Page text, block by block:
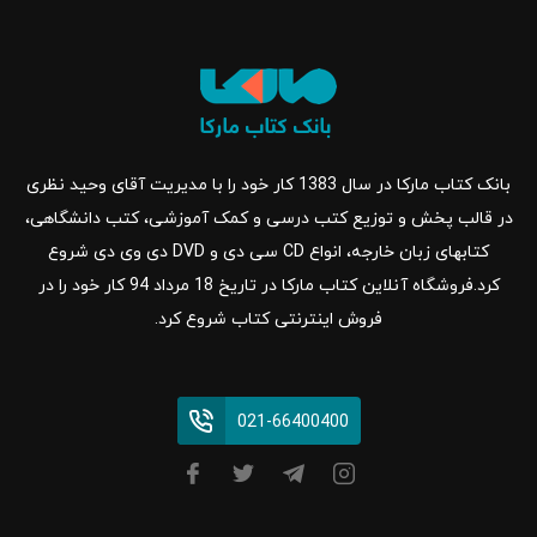
بانک کتاب مارکا در سال 1383 کار خود را با مدیریت آقای وحید نظری
در قالب پخش و توزیع کتب درسی و کمک آموزشی، کتب دانشگاهی،
کتابهای زبان خارجه، انواع CD سی دی و DVD دی وی دی شروع
کرد.فروشگاه آنلاین کتاب مارکا در تاریخ 18 مرداد 94 کار خود را در
فروش اینترنتی کتاب شروع کرد.
021-66400400